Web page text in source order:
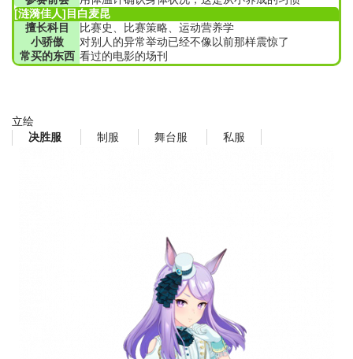
[涟漪佳人]目白麦昆
擅长科目
比赛史、比赛策略、运动营养学
小骄傲
对别人的异常举动已经不像以前那样震惊了
常买的东西 看过的电影的场刊
立绘
决胜服 制服 舞台服 私服